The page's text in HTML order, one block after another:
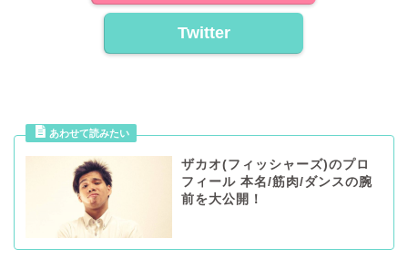
Twitter
ザカオ(フィッシャーズ)のプロ
フィール 本名/筋肉/ダンスの腕
前を大公開！